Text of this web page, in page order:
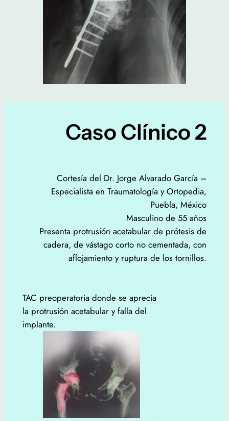
Caso Clínico 2
Cortesía del Dr. Jorge Alvarado García –
Especialista en Traumatología y Ortopedia,
Puebla, México
Masculino de 55 años
Presenta protrusión acetabular de prótesis de
cadera, de vástago corto no cementada, con
aflojamiento y ruptura de los tornillos.
TAC preoperatoria donde se aprecia
la protrusión acetabular y falla del
implante.